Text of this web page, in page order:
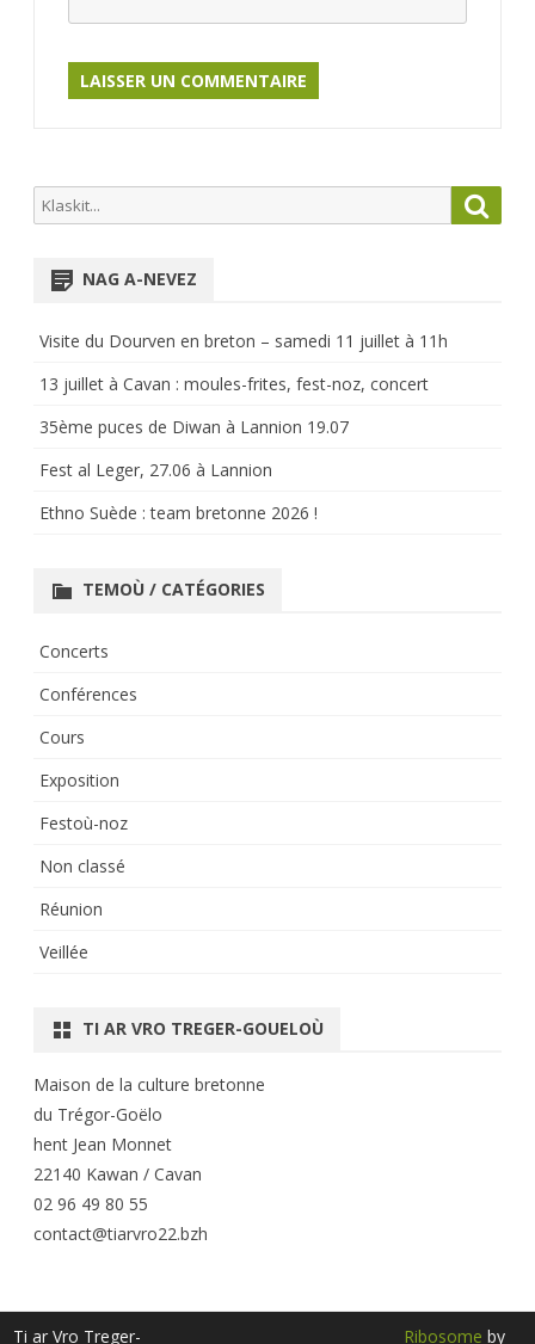
Search
for:
NAG A-NEVEZ
Visite du Dourven en breton – samedi 11 juillet à 11h
13 juillet à Cavan : moules-frites, fest-noz, concert
35ème puces de Diwan à Lannion 19.07
Fest al Leger, 27.06 à Lannion
Ethno Suède : team bretonne 2026 !
TEMOÙ / CATÉGORIES
Concerts
Conférences
Cours
Exposition
Festoù-noz
Non classé
Réunion
Veillée
TI AR VRO TREGER-GOUELOÙ
Maison de la culture bretonne
du Trégor-Goëlo
hent Jean Monnet
22140 Kawan / Cavan
02 96 49 80 55
contact@tiarvro22.bzh
Ti ar Vro Treger- Ribosome by